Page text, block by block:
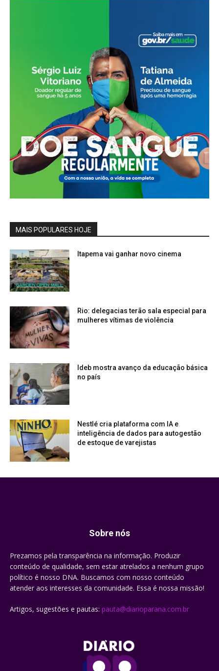
MAIS POPULARES HOJE
Itapema vai ganhar novo cinema
Rio: delegacias terão sala especial para
mulheres vítimas de violência
Ideb mostra avanço da educação básica
no país
Nestlé cria plataforma com IA e
inteligência de dados para autogestão
de estoque de varejistas
Sobre nós
Prezamos pela transparência na informação. Produzir
conteúdo de qualidade, sem estar atrelados a nenhum grupo
político é nosso DNA. Buscamos com nosso conteúdo
atender aos interesses da comunidade. Essa é nossa missão!
Artigos, sugestões e pautas: pauta@diarioparana.com.br